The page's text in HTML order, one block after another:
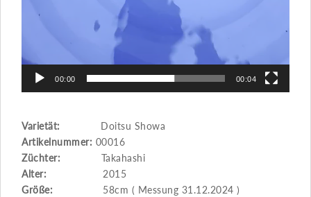
00:00 00:04
Varietät: Doitsu Showa
Artikelnummer: 00016
Züchter: Takahashi
Alter: 2015
Größe: 58cm ( Messung 31.12.2024 )